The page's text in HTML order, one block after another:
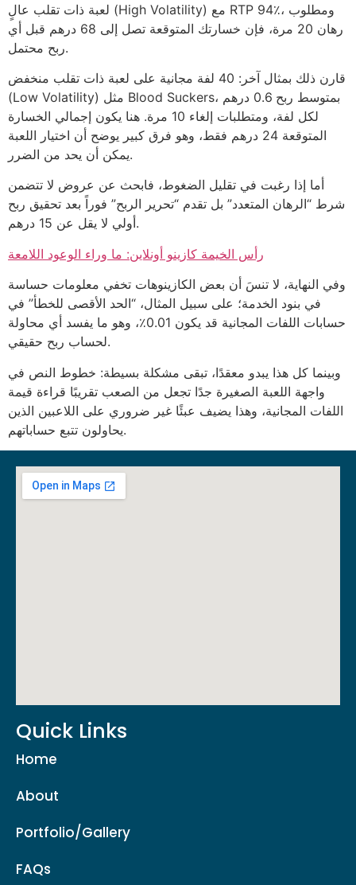
لعبة ذات تقلب عالٍ (High Volatility) مع RTP 94٪، ومطلوب
رهان 20 مرة، فإن خسارتك المتوقعة تصل إلى 68 درهم قبل أي
ربح محتمل.
قارن ذلك بمثال آخر: 40 لفة مجانية على لعبة ذات تقلب منخفض
(Low Volatility) مثل Blood Suckers، بمتوسط ربح 0.6 درهم
لكل لفة، ومتطلبات إلغاء 10 مرة. هنا يكون إجمالي الخسارة
المتوقعة 24 درهم فقط، وهو فرق كبير يوضح أن اختيار اللعبة
يمكن أن يحد من الضرر.
أما إذا رغبت في تقليل الضغوط، فابحث عن عروض لا تتضمن
شرط “الرهان المتعدد” بل تقدم “تحرير الربح” فوراً بعد تحقيق ربح
أولي لا يقل عن 15 درهم.
رأس الخيمة كازينو أونلاين: ما وراء الوعود اللامعة
وفي النهاية، لا تنسَ أن بعض الكازينوهات تخفي معلومات حساسة
في بنود الخدمة؛ على سبيل المثال، “الحد الأقصى للخطأ” في
حسابات اللفات المجانية قد يكون 0.01٪، وهو ما يفسد أي محاولة
لحساب ربح حقيقي.
وبينما كل هذا يبدو معقدًا، تبقى مشكلة بسيطة: خطوط النص في
واجهة اللعبة الصغيرة جدًا تجعل من الصعب تقريبًا قراءة قيمة
اللفات المجانية، وهذا يضيف عبئًا غير ضروري على اللاعبين الذين
يحاولون تتبع حساباتهم.
Quick Links
Home
About
Portfolio/Gallery
FAQs